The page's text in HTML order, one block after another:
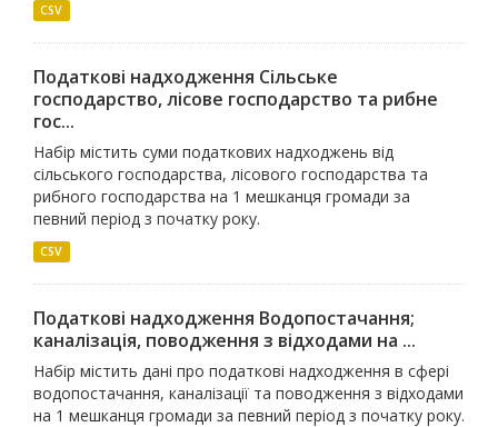
CSV
Податкові надходження Сiльське
господарство, лiсове господарство та рибне
гос...
Набір містить суми податкових надходжень від
сільського господарства, лісового господарства та
рибного господарства на 1 мешканця громади за
певний період з початку року.
CSV
Податкові надходження Водопостачання;
каналiзацiя, поводження з вiдходами на ...
Набір містить дані про податкові надходження в сфері
водопостачання, каналізації та поводження з відходами
на 1 мешканця громади за певний період з початку року.